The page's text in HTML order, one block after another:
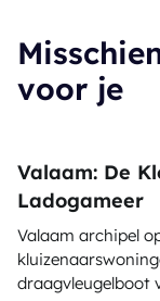
voor je
Valaam: De
Ladogameer
Valaam archipel
draagvleugelboot